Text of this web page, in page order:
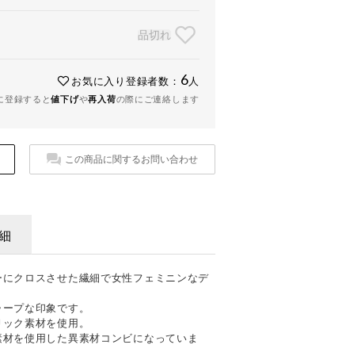
品切れ
お気に入り登録者数： 6 人
登録すると値下げや再入荷の際にご連絡します
この商品に関するお問い合わせ
クロスさせた繊細で女性フェミニンなデ
プな印象です。
ク素材を使用。
を使用した異素材コンビになっていま